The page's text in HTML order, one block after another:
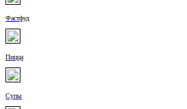
Фастфуд
Пицца
Супы